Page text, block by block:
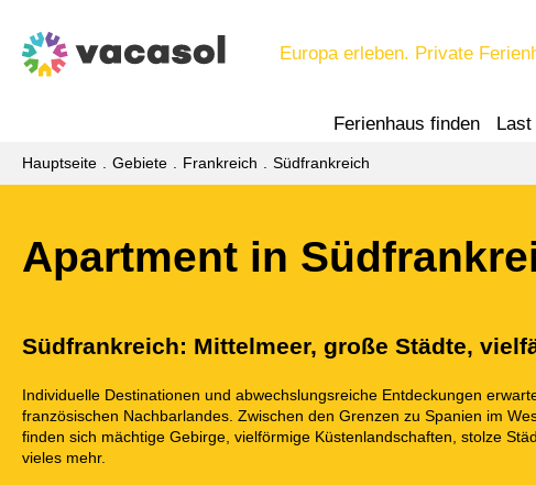
Europa erleben. Private
Ferienhaus finden Last
Hauptseite Gebiete Frankreich Südfrankreich
Apartment in
Südfrankreich: Mittelmeer, große Städte,
Individuelle Destinationen und abwechslungsreiche Entdeckungen
französischen Nachbarlandes. Zwischen den Grenzen zu Spanien im
finden sich mächtige Gebirge, vielförmige Küstenlandschaften, stolze
vieles mehr.